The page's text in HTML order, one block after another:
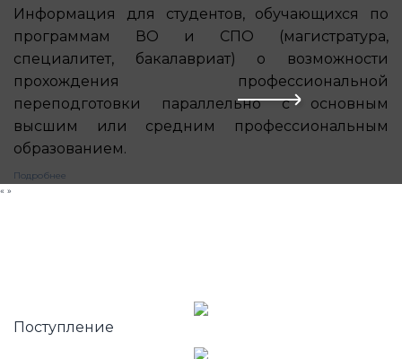
Информация для студентов, обучающихся по
программам ВО и СПО (магистратура,
специалитет, бакалавриат) о возможности
прохождения профессиональной
переподготовки параллельно с основным
высшим или средним профессиональным
образованием.
Подробнее
« »
Поступление